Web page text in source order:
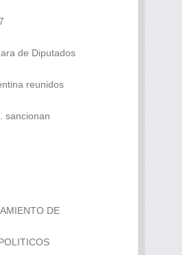
de Diputados
reunidos
sancionan
DE